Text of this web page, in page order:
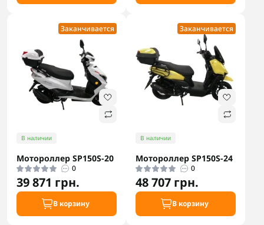
Заканчивается
В наличии
Мотороллер SP150S-20
0
39 871 грн.
В корзину
Заканчивается
В наличии
Мотороллер SP150S-24
0
48 707 грн.
В корзину